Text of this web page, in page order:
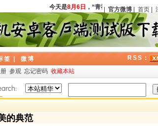
今天是8月6日， “青社” （中国）正式成立
官方微博 首页
签 微博
RSS：
参观 忘记密码 收藏本站
的典范